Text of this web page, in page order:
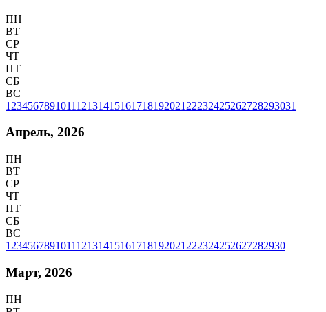
ПН
ВТ
СР
ЧТ
ПТ
СБ
ВС
1 23456789101112131415161718192021 22232425262728293031
Апрель, 2026
ПН
ВТ
СР
ЧТ
ПТ
СБ
ВС
1 23456789101112131415161718192021 222324252627282930
Март, 2026
ПН